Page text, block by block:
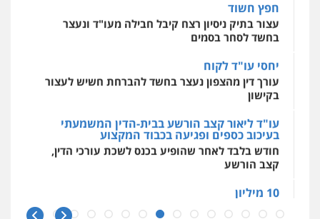
עו"ד אמיר נאטור
פלילי
0543326767
פלילי פשיעה חמורה סמים עורכי דין לענייני
אסירים תעבורה
0506984757
וחקירות עורכי דין לענייני אסירים
לעורכי דין
0504062539
עו"ד ד"ר אבי שקד
עבירות כלכליות הלבנת הון חילוטים
0544385337
איתי חקירות – שירותים לעורכי דין
עצור בתיק ניסיון רצח קיבל חבילה מעו"ד ונעצר
בחשד לסחר בסמים
עורך דין מהצפון נעצר בחשד להברחת חשיש לעצור
בקישון
בעיכוב כספים ופגיעה בכבוד המקצוע
חודש בלבד לאחר שהופיע בכנס לשכת עורכי הדין,
קצב הורשע
עורך-דין חשוד בהעלמת הכנסות והתחמקות ממס
רכישה